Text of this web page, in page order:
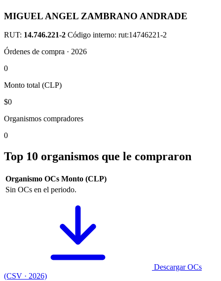
MIGUEL ANGEL ZAMBRANO ANDRADE
RUT: 14.746.221-2 Código interno: rut:14746221-2
Órdenes de compra · 2026
0
Monto total (CLP)
$0
Organismos compradores
0
Top 10 organismos que le compraron
Organismo OCs Monto (CLP)
Sin OCs en el periodo.
Descargar OCs
(CSV · 2026)